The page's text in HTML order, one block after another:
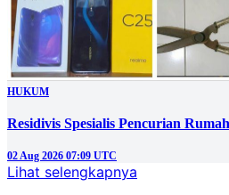
HUKUM
Residivis Spesialis Pencurian
02 Aug 2026 07:09 UTC
Lihat selengkapnya